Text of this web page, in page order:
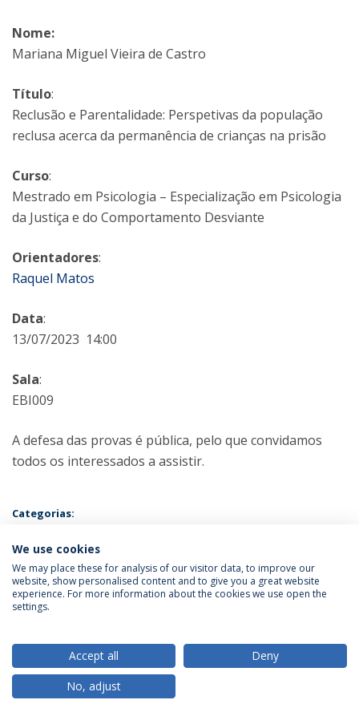
Nome:
Mariana Miguel Vieira de Castro
Título:
Reclusão e Parentalidade: Perspetivas da população
reclusa acerca da permanência de crianças na prisão
Curso:
Mestrado em Psicologia – Especialização em Psicologia
da Justiça e do Comportamento Desviante
Orientadores:
Raquel Matos
Data:
13/07/2023 14:00
Sala:
EBI009
A defesa das provas é pública, pelo que convidamos
todos os interessados a assistir.
Categorias:
do Comportamento Desviante
Política de Privacidade
Termos & Condições
© 2026 Universidade Católica Portuguesa
We use cookies
We may place these for analysis of our visitor data, to improve our
website, show personalised content and to give you a great website
experience. For more information about the cookies we use open the
settings.
Accept all
Deny
No, adjust